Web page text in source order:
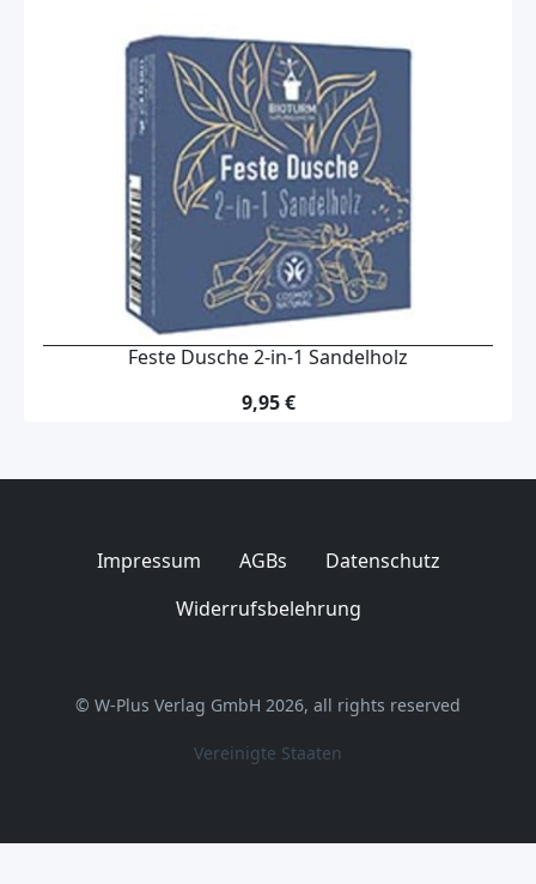
Feste Dusche 2-in-1 Sandelholz
9,95 €
Impressum AGBs
Datenschutz
Widerrufsbelehrung
© W-Plus Verlag GmbH 2026, all rights reserved
Vereinigte Staaten